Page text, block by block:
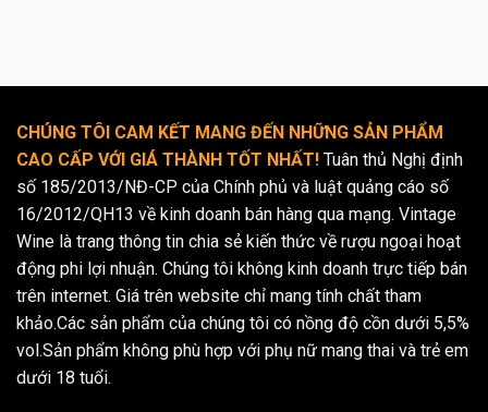
CHÚNG TÔI CAM KẾT MANG ĐẾN NHỮNG SẢN PHẨM
CAO CẤP VỚI GIÁ THÀNH TỐT NHẤT! Tuân thủ Nghị định
số 185/2013/NĐ-CP của Chính phủ và luật quảng cáo số
16/2012/QH13 về kinh doanh bán hàng qua mạng. Vintage
Wine là trang thông tin chia sẻ kiến thức về rượu ngoại hoạt
động phi lợi nhuận. Chúng tôi không kinh doanh trực tiếp bán
trên internet. Giá trên website chỉ mang tính chất tham
khảo.Các sản phẩm của chúng tôi có nồng độ cồn dưới 5,5%
vol.Sản phẩm không phù hợp với phụ nữ mang thai và trẻ em
dưới 18 tuổi.